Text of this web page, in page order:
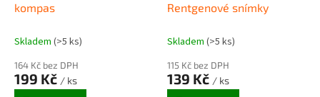
kompas
Skladem (>5 ks)
164 Kč bez DPH
199 Kč / ks
Rentgenové snímky
Skladem (>5 ks)
115 Kč bez DPH
139 Kč / ks